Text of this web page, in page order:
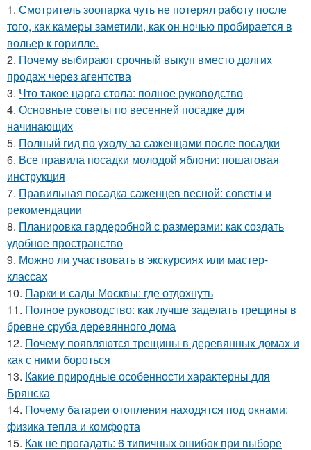
1. Смотритель зоопарка чуть не потерял работу после
того, как камеры заметили, как он ночью пробирается в
вольер к горилле.
2. Почему выбирают срочный выкуп вместо долгих
продаж через агентства
3. Что такое царга стола: полное руководство
4. Основные советы по весенней посадке для
начинающих
5. Полный гид по уходу за саженцами после посадки
6. Все правила посадки молодой яблони: пошаговая
инструкция
7. Правильная посадка саженцев весной: советы и
рекомендации
8. Планировка гардеробной с размерами: как создать
удобное пространство
9. Можно ли участвовать в экскурсиях или мастер-
классах
10. Парки и сады Москвы: где отдохнуть
11. Полное руководство: как лучше заделать трещины в
бревне сруба деревянного дома
12. Почему появляются трещины в деревянных домах и
как с ними бороться
13. Какие природные особенности характерны для
Брянска
14. Почему батареи отопления находятся под окнами:
физика тепла и комфорта
15. Как не прогадать: 6 типичных ошибок при выборе